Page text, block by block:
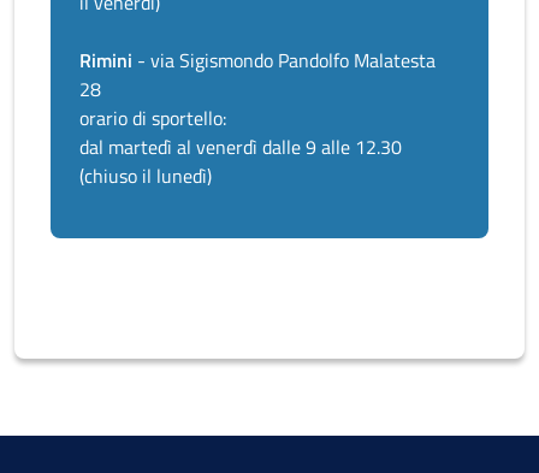
Rimini - via Sigismondo Pandolfo Malatesta
28
orario di sportello:
dal martedì al venerdì dalle 9 alle 12.30
(chiuso il lunedì)